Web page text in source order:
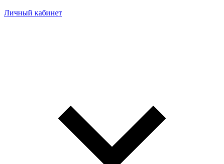
Личный кабинет